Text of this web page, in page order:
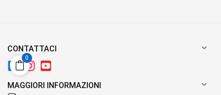
CONTATTACI 
MAGGIORI INFORMAZIONI 
0